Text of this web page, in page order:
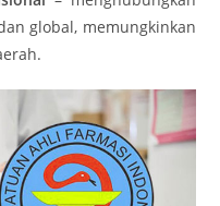
global, memungkinkan
.